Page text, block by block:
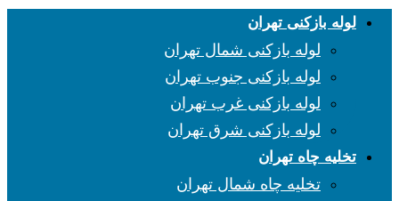
لوله بازکنی تهران
لوله بازکنی شمال تهران
لوله بازکنی جنوب تهران
لوله بازکنی غرب تهران
لوله بازکنی شرق تهران
تخلیه چاه تهران
تخلیه چاه شمال تهران